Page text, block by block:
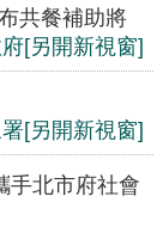
共餐補助將
[另開新視窗]
[另開新視窗]
手北市府社會